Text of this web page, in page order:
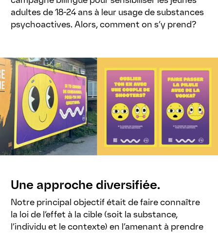
adultes de 18-24 ans à leur usage de substances
psychoactives. Alors, comment on s’y prend?
Une approche diversifiée.
Notre principal objectif était de faire connaître
la loi de l’effet à la cible (soit la substance,
l’individu et le contexte) en l’amenant à prendre